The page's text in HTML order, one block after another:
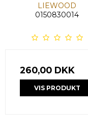
LIEWOOD
0150830014
260,00 DKK
VIS PRODUKT